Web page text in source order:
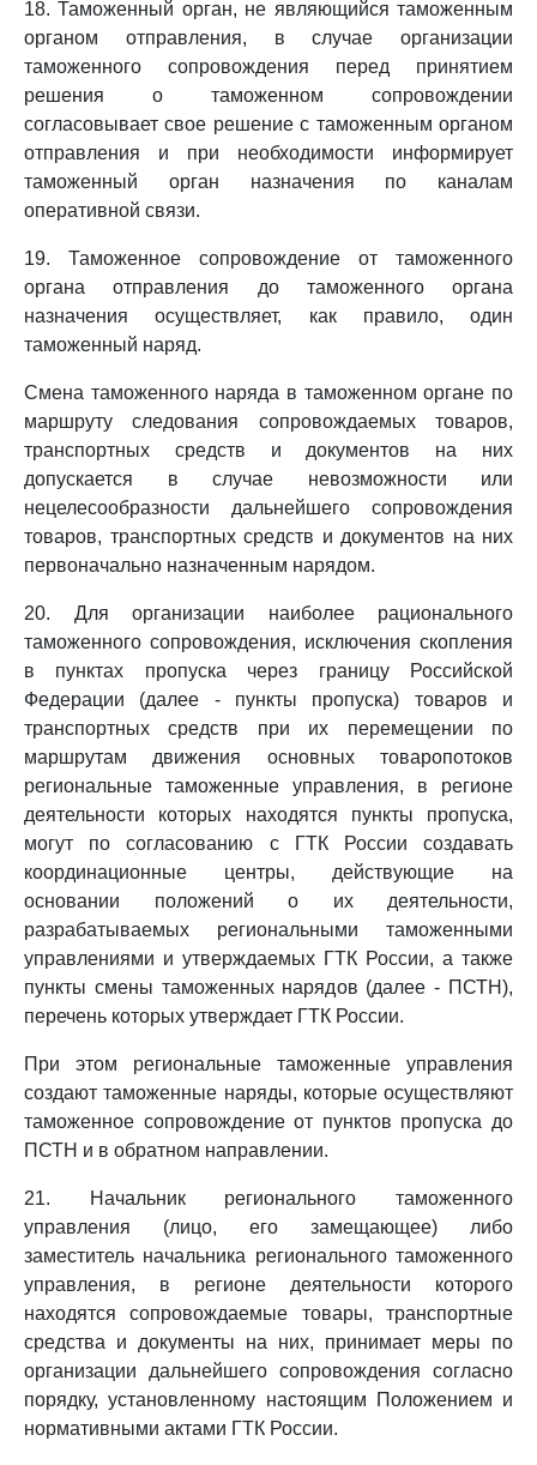
18. Таможенный орган, не являющийся таможенным
органом отправления, в случае организации
таможенного сопровождения перед принятием
решения о таможенном сопровождении
согласовывает свое решение с таможенным органом
отправления и при необходимости информирует
таможенный орган назначения по каналам
оперативной связи.
19. Таможенное сопровождение от таможенного
органа отправления до таможенного органа
назначения осуществляет, как правило, один
таможенный наряд.
Смена таможенного наряда в таможенном органе по
маршруту следования сопровождаемых товаров,
транспортных средств и документов на них
допускается в случае невозможности или
нецелесообразности дальнейшего сопровождения
товаров, транспортных средств и документов на них
первоначально назначенным нарядом.
20. Для организации наиболее рационального
таможенного сопровождения, исключения скопления
в пунктах пропуска через границу Российской
Федерации (далее - пункты пропуска) товаров и
транспортных средств при их перемещении по
маршрутам движения основных товаропотоков
региональные таможенные управления, в регионе
деятельности которых находятся пункты пропуска,
могут по согласованию с ГТК России создавать
координационные центры, действующие на
основании положений о их деятельности,
разрабатываемых региональными таможенными
управлениями и утверждаемых ГТК России, а также
пункты смены таможенных нарядов (далее - ПСТН),
перечень которых утверждает ГТК России.
При этом региональные таможенные управления
создают таможенные наряды, которые осуществляют
таможенное сопровождение от пунктов пропуска до
ПСТН и в обратном направлении.
21. Начальник регионального таможенного
управления (лицо, его замещающее) либо
заместитель начальника регионального таможенного
управления, в регионе деятельности которого
находятся сопровождаемые товары, транспортные
средства и документы на них, принимает меры по
организации дальнейшего сопровождения согласно
порядку, установленному настоящим Положением и
нормативными актами ГТК России.